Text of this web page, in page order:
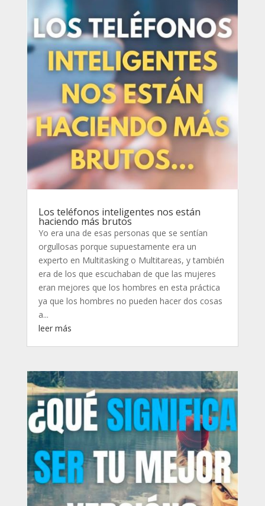
Los teléfonos inteligentes nos están
haciendo más brutos
Yo era una de esas personas que se sentían
orgullosas porque supuestamente era un
experto en Multitasking o Multitareas, y también
era de los que escuchaban de que las mujeres
eran mejores que los hombres en esta práctica
ya que los hombres no pueden hacer dos cosas
a...
leer más